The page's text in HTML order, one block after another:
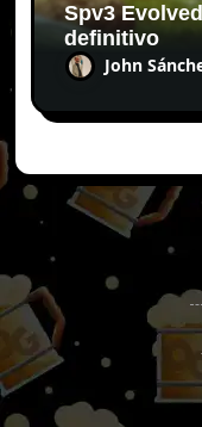
Spv3
definitivo
John